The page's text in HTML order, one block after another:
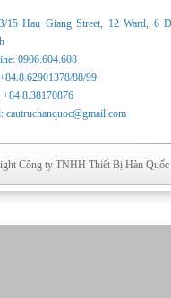
15 Hau Giang Street, 12 Ward, 6
0906.604.608
88/99
+84.8.38170876
cautruchanquoc@gmail.com
Công ty TNHH Thiết Bị Hàn Quốc